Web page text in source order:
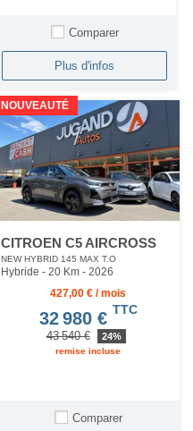
Comparer
Plus d'infos
NOUVEAUTÉ
CITROEN C5 AIRCROSS
NEW HYBRID 145 MAX T.O
Hybride - 20 Km- 2026
427,00 € / mois
32 980 € TTC
43 540 € 24%
remise incluse
Comparer